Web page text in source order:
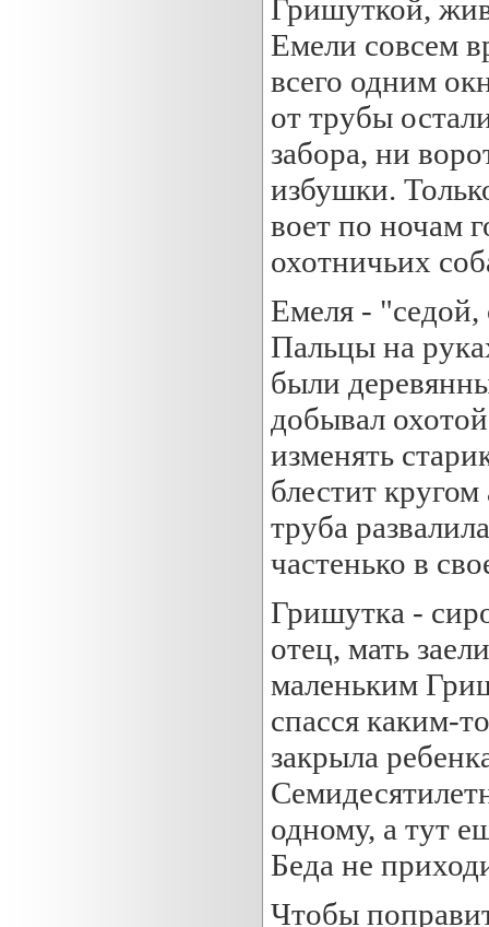
Гришуткой,
Емели совсем
всего одним
от трубы
забора, ни
избушки.
воет по ночам
охотничьих
Емеля -
Пальцы на
были
добывал
изменять
блестит
труба
частенько в
Гришутка -
отец, мать
маленьким
спасся каким-
закрыла
одному, а тут
Беда не
Чтобы